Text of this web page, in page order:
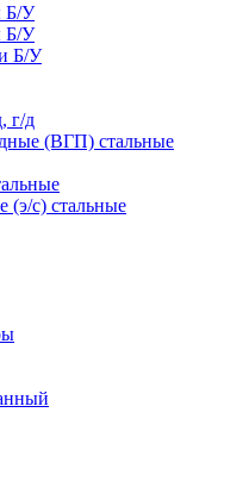
Б/У
Б/У
Б/У
г/д
(ВГП) стальные
(э/с) стальные